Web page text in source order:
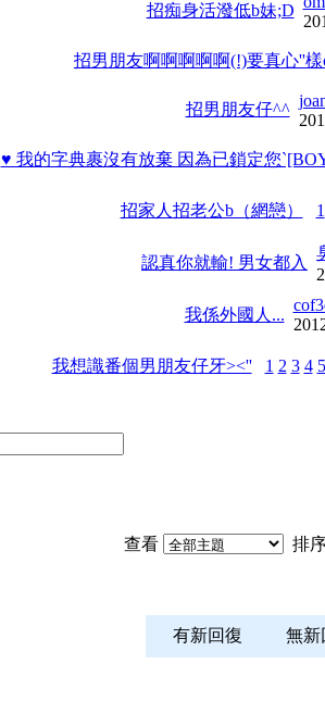
招痴身活潑低b妹;D
招男朋友啊啊啊啊啊(!)要真心''樣
招男朋友仔^^
♥ 我的字典裹沒有放棄 因為已鎖定您
招家人招老公b（網戀） 1
認真你就輸! 男女都入
我係外國人...
我想識番個男朋友仔牙><'' 1 2 3 4 5
查看 排
有新回復 無